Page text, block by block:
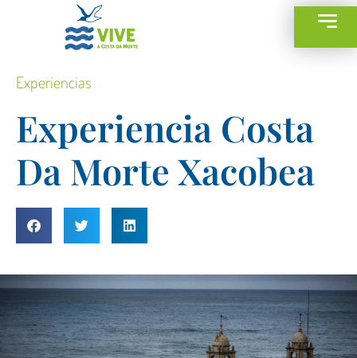
Experiencias
Experiencia Costa
Da Morte Xacobea